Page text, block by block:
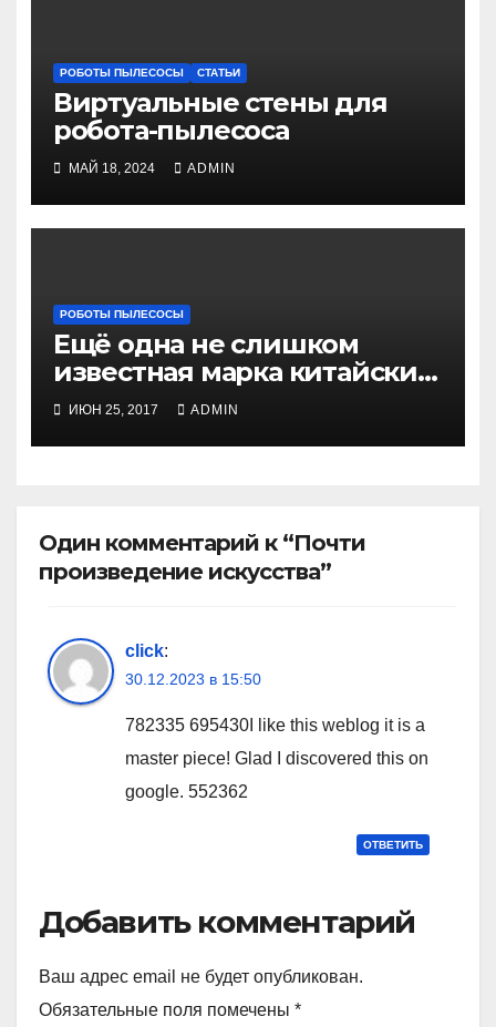
РОБОТЫ ПЫЛЕСОСЫ СТАТЬИ
Виртуальные стены для
робота-пылесоса
МАЙ 18, 2024 ADMIN
РОБОТЫ ПЫЛЕСОСЫ
Ещё одна не слишком
известная марка китайских
фабрик
ИЮН 25, 2017 ADMIN
Один комментарий к “Почти
произведение искусства”
click:
30.12.2023 в 15:50
782335 695430I like this weblog it is a
master piece! Glad I discovered this on
google. 552362
ОТВЕТИТЬ
Добавить комментарий
Ваш адрес email не будет опубликован.
Обязательные поля помечены *